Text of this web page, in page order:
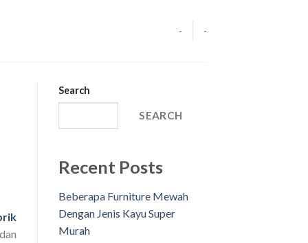
- -
Search
SEARCH
Recent Posts
Beberapa Furniture Mewah
Dengan Jenis Kayu Super
Murah